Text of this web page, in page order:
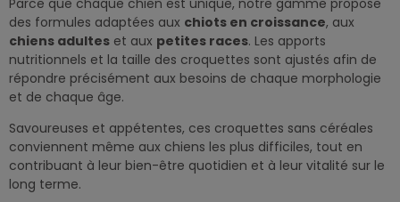
Parce que chaque chien est unique, notre gamme propose
des formules adaptées aux chiots en croissance, aux
chiens adultes et aux petites races. Les apports
nutritionnels et la taille des croquettes sont ajustés afin de
répondre précisément aux besoins de chaque morphologie
et de chaque âge.
Savoureuses et appétentes, ces croquettes sans céréales
conviennent même aux chiens les plus difficiles, tout en
contribuant à leur bien-être quotidien et à leur vitalité sur le
long terme.